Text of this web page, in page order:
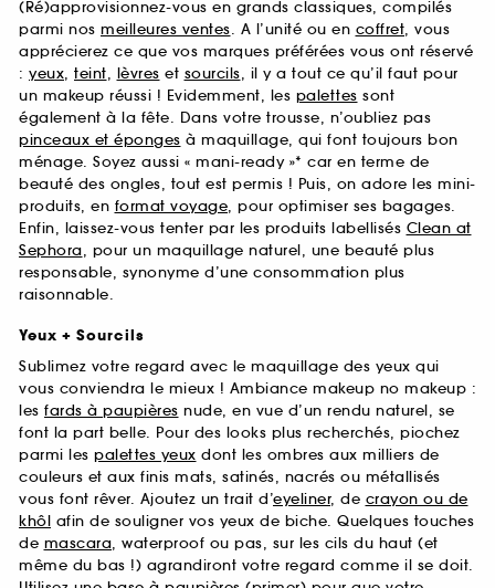
(Ré)approvisionnez-vous en grands classiques, compilés
parmi nos meilleures ventes. A l’unité ou en coffret, vous
apprécierez ce que vos marques préférées vous ont réservé
: yeux, teint, lèvres et sourcils, il y a tout ce qu’il faut pour
un makeup réussi ! Evidemment, les palettes sont
également à la fête. Dans votre trousse, n’oubliez pas
pinceaux et éponges à maquillage, qui font toujours bon
ménage. Soyez aussi « mani-ready »* car en terme de
beauté des ongles, tout est permis ! Puis, on adore les mini-
produits, en format voyage, pour optimiser ses bagages.
Enfin, laissez-vous tenter par les produits labellisés Clean at
Sephora, pour un maquillage naturel, une beauté plus
responsable, synonyme d’une consommation plus
raisonnable.
Yeux + Sourcils
Sublimez votre regard avec le maquillage des yeux qui
vous conviendra le mieux ! Ambiance makeup no makeup :
les fards à paupières nude, en vue d’un rendu naturel, se
font la part belle. Pour des looks plus recherchés, piochez
parmi les palettes yeux dont les ombres aux milliers de
couleurs et aux finis mats, satinés, nacrés ou métallisés
vous font rêver. Ajoutez un trait d’eyeliner, de crayon ou de
khôl afin de souligner vos yeux de biche. Quelques touches
de mascara, waterproof ou pas, sur les cils du haut (et
même du bas !) agrandiront votre regard comme il se doit.